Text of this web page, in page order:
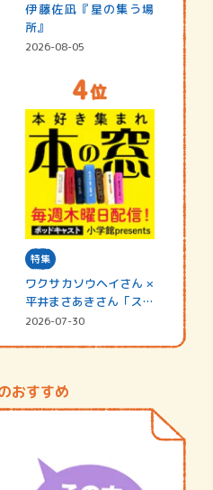
伊藤佐凪『星の集う場
所』
2026-08-05
特集
ワクサカソウヘイさん ×
平井まさあきさん「スペ
シャ…
2026-07-30
おすすめ